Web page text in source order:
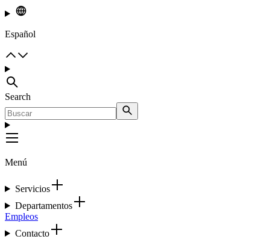
Español
Search
Menú
Servicios
Departamentos
Empleos
Contacto